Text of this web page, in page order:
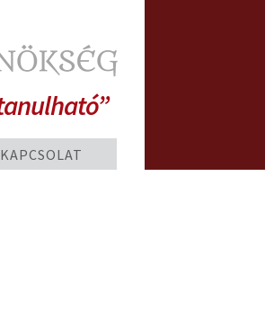
KAPCSOLAT